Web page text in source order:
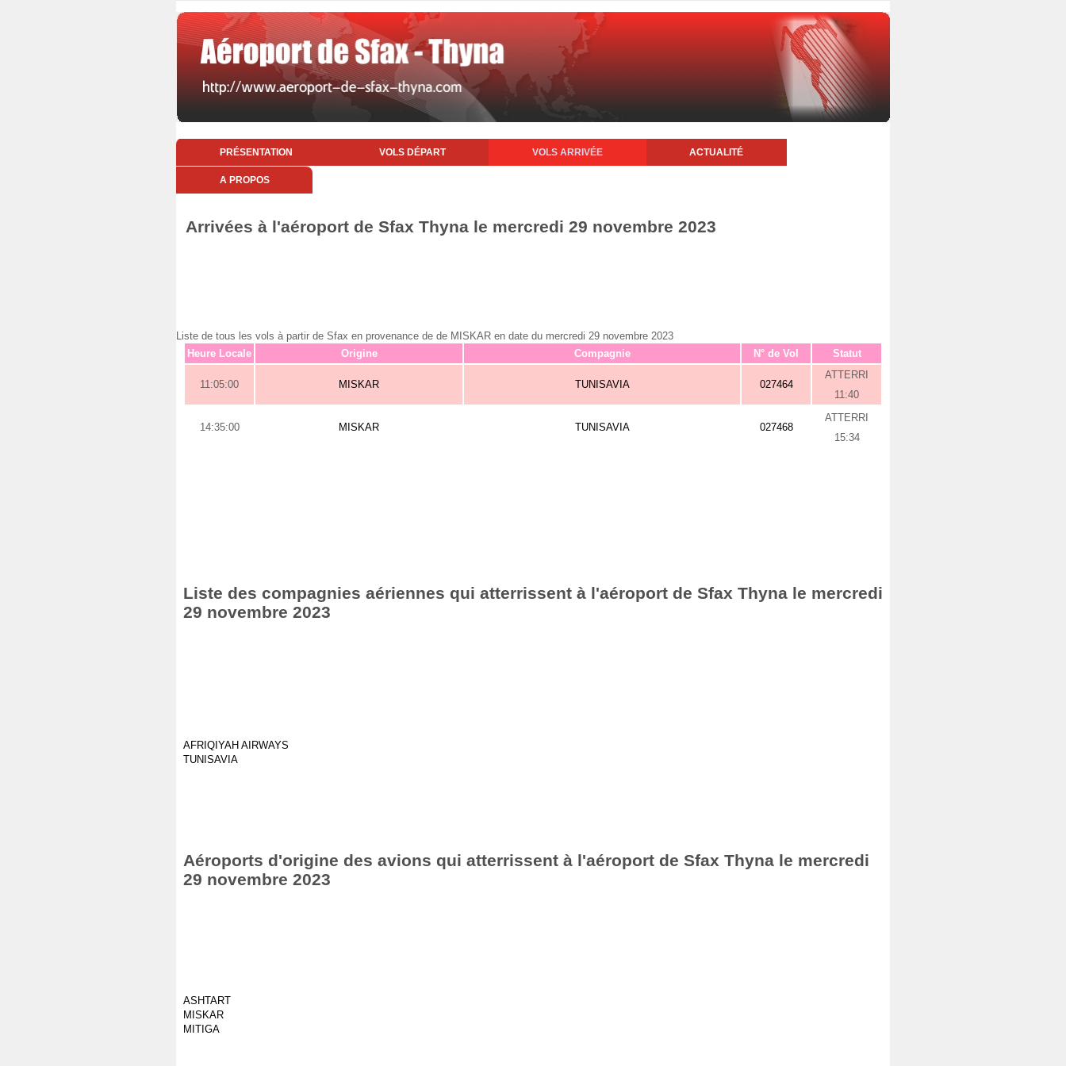
PRÉSENTATION VOLS DÉPART VOLS ARRIVÉE ACTUALITÉ
A PROPOS
Arrivées à l'aéroport de Sfax Thyna le mercredi 29 novembre 2023
Liste de tous les vols à partir de Sfax en provenance de de MISKAR en date du mercredi 29 novembre 2023
Heure Locale
Origine Compagnie N° de Vol Statut
11:05:00 MISKAR TUNISAVIA 027464
ATTERRI
11:40
14:35:00 MISKAR TUNISAVIA 027468
ATTERRI
15:34
Liste des compagnies aériennes qui atterrissent à l'aéroport de Sfax Thyna le mercredi
29 novembre 2023
AFRIQIYAH AIRWAYS
TUNISAVIA
Aéroports d'origine des avions qui atterrissent à l'aéroport de Sfax Thyna le mercredi
29 novembre 2023
ASHTART
MISKAR
MITIGA